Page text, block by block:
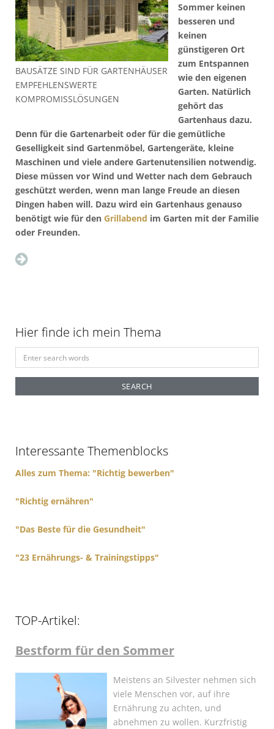
BAUSÄTZE SIND FÜR GARTENHÄUSER
EMPFEHLENSWERTE
KOMPROMISSLÖSUNGEN
Sommer keinen
besseren und
keinen
günstigeren Ort
zum Entspannen
wie den eigenen
Garten. Natürlich
gehört das
Gartenhaus dazu.
Denn für die Gartenarbeit oder für die gemütliche
Geselligkeit sind Gartenmöbel, Gartengeräte, kleine
Maschinen und viele andere Gartenutensilien notwendig.
Diese müssen vor Wind und Wetter nach dem Gebrauch
geschützt werden, wenn man lange Freude an diesen
Dingen haben will. Dazu wird ein Gartenhaus genauso
benötigt wie für den Grillabend im Garten mit der Familie
oder Freunden.
Hier finde ich mein Thema
e
r
o
Interessante Themenblocks
Alles zum Thema: "Richtig bewerben"
"Richtig ernähren"
"Das Beste für die Gesundheit"
"23 Ernährungs- & Trainingstipps"
TOP-Artikel:
Bestform für den Sommer
Meistens an Silvester nehmen sich
viele Menschen vor, auf ihre
Ernährung zu achten, und
abnehmen zu wollen. Kurzfristig